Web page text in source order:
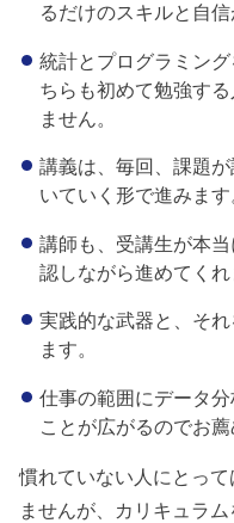
るだけのスキルと自信
統計とプログラミン
ちらも初めて勉強す
ません。
講義は、毎回、課題
いていく形で進みます
講師も、受講生が本
認しながら進めてくれ
実践的な武器と、そ
ます。
仕事の範囲にデータ
ことが広がるのでお薦
慣れていない人にとっ
ませんが、カリキュラ